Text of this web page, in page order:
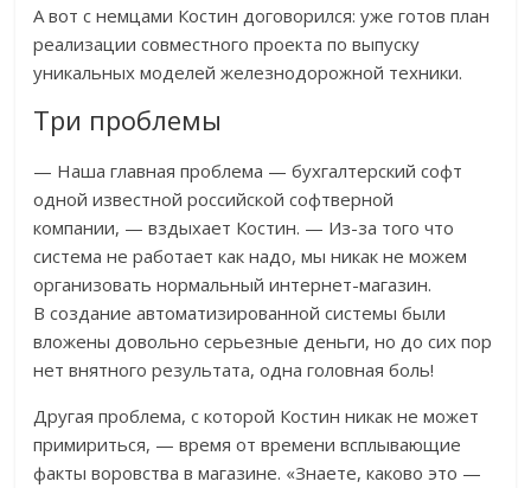
А вот с немцами Костин договорился: уже готов план
реализации совместного проекта по выпуску
уникальных моделей железнодорожной техники.
Три проблемы
— Наша главная проблема — бухгалтерский софт
одной известной российской софтверной
компании, — вздыхает Костин. — Из-за того что
система не работает как надо, мы никак не можем
организовать нормальный интернет-магазин.
В создание автоматизированной системы были
вложены довольно серьезные деньги, но до сих пор
нет внятного результата, одна головная боль!
Другая проблема, с которой Костин никак не может
примириться, — время от времени всплывающие
факты воровства в магазине. «Знаете, каково это —